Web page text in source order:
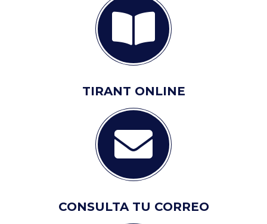
TIRANT ONLINE
CONSULTA TU CORREO